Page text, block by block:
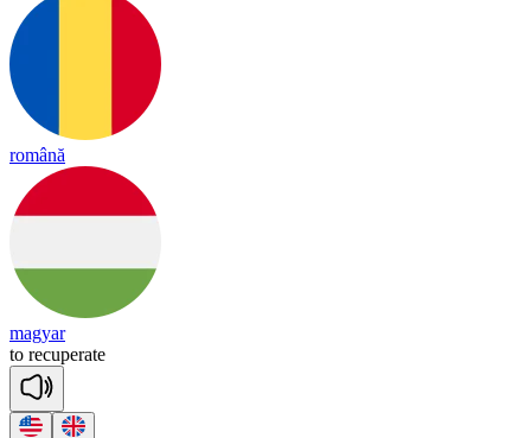
română
magyar
to recuperate